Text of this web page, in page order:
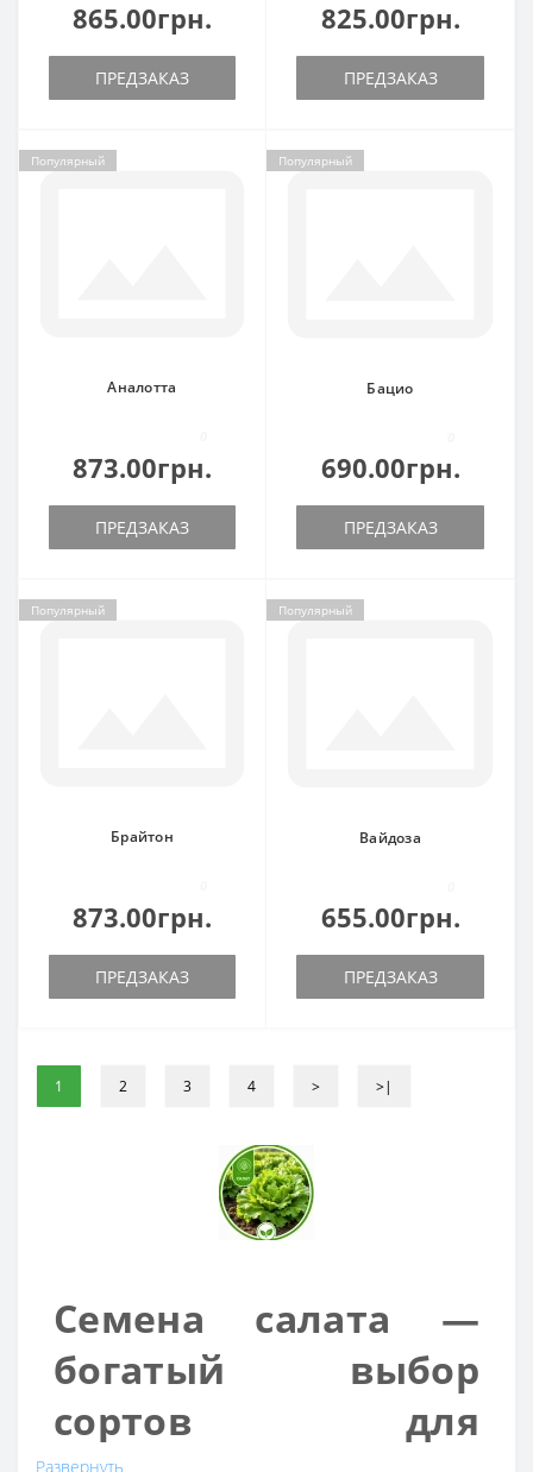
865.00грн.
ПРЕДЗАКАЗ
825.00грн.
ПРЕДЗАКАЗ
Популярный
Аналотта
873.00грн.
ПРЕДЗАКАЗ
Популярный
Бацио
690.00грн.
ПРЕДЗАКАЗ
Популярный
Брайтон
873.00грн.
ПРЕДЗАКАЗ
Популярный
Вайдоза
655.00грн.
ПРЕДЗАКАЗ
1 2 3 4 > >|
Семена салата —
богатый выбор
сортов для
Развернуть